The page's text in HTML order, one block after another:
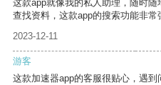
这款app就像我的私人助理，随时
查找资料，这款app的搜索功能非常
2023-12-11
游客
这款加速器app的客服很贴心，遇